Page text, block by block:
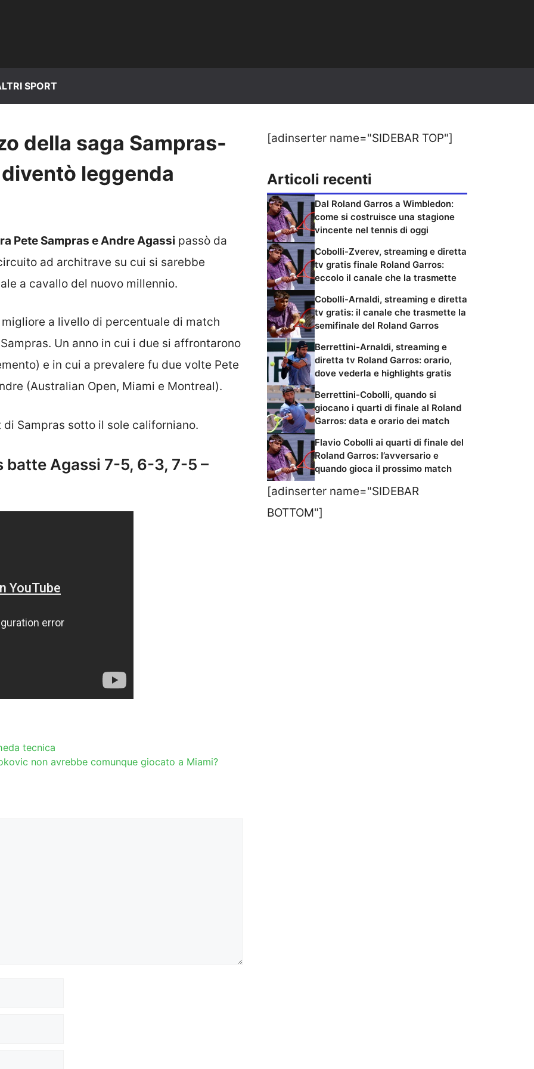
SPORT
della saga Sampras-
leggenda
Pete Sampras e Andre Agassi passò da
ad architrave su cui si sarebbe
a cavallo del nuovo millennio.
a livello di percentuale di match
Un anno in cui i due si affrontarono
e in cui a prevalere fu due volte Pete
(Australian Open, Miami e Montreal).
Sampras sotto il sole californiano.
batte Agassi 7-5, 6-3, 7-5 –
tecnica
non avrebbe comunque giocato a Miami?
[adinserter name="SIDEBAR TOP"]
Articoli recenti
Dal Roland Garros a Wimbledon:
come si costruisce una stagione
vincente nel tennis di oggi
Cobolli-Zverev, streaming e diretta
tv gratis finale Roland Garros:
eccolo il canale che la trasmette
Cobolli-Arnaldi, streaming e diretta
tv gratis: il canale che trasmette la
semifinale del Roland Garros
Berrettini-Arnaldi, streaming e
diretta tv Roland Garros: orario,
dove vederla e highlights gratis
Berrettini-Cobolli, quando si
giocano i quarti di finale al Roland
Garros: data e orario dei match
Flavio Cobolli ai quarti di finale del
Roland Garros: l’avversario e
quando gioca il prossimo match
[adinserter name="SIDEBAR
BOTTOM"]